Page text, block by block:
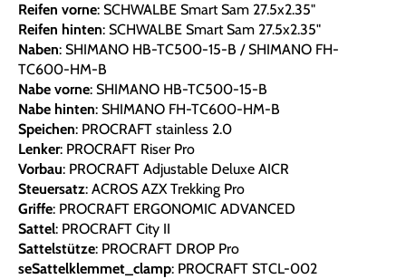
Reifen vorne: SCHWALBE Smart Sam 27.5x2.35"
Reifen hinten: SCHWALBE Smart Sam 27.5x2.35"
Naben: SHIMANO HB-TC500-15-B / SHIMANO FH-
TC600-HM-B
Nabe vorne: SHIMANO HB-TC500-15-B
Nabe hinten: SHIMANO FH-TC600-HM-B
Speichen: PROCRAFT stainless 2.0
Lenker: PROCRAFT Riser Pro
Vorbau: PROCRAFT Adjustable Deluxe AICR
Steuersatz: ACROS AZX Trekking Pro
Griffe: PROCRAFT ERGONOMIC ADVANCED
Sattel: PROCRAFT City II
Sattelstütze: PROCRAFT DROP Pro
seSattelklemmet_clamp: PROCRAFT STCL-002